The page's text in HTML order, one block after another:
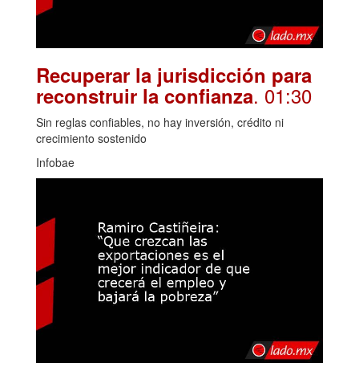
Recuperar la jurisdicción para
reconstruir la confianza. 01:30
Sin reglas confiables, no hay inversión, crédito ni
crecimiento sostenido
Infobae